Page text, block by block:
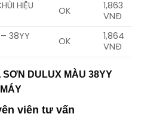
HIỆU
OK
1,863
VNĐ
– 38YY
OK
1,864
VNĐ
DULUX MÀU 38YY
viên tư vấn